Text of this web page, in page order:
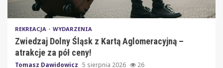
REKREACJA WYDARZENIA
Zwiedzaj Dolny Śląsk z Kartą Aglomeracyjną –
atrakcje za pół ceny!
Tomasz Dawidowicz 5 sierpnia 2026 26